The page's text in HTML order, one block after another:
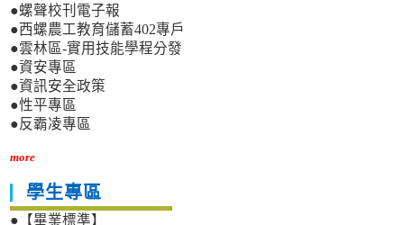
●螺聲校刊電子報
●西螺農工教育儲蓄402專戶
●雲林區-實用技能學程分發
●資安專區
●資訊安全政策
●性平專區
●反霸凌專區
more
學生專區
●【畢業標準】